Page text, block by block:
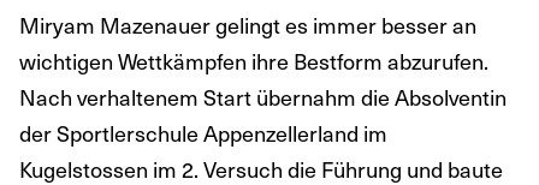
Miryam Mazenauer gelingt es immer besser an
wichtigen Wettkämpfen ihre Bestform abzurufen.
Nach verhaltenem Start übernahm die Absolventin
der Sportlerschule Appenzellerland im
Kugelstossen im 2. Versuch die Führung und baute